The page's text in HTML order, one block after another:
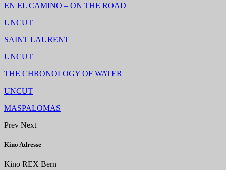
EN EL CAMINO – ON THE ROAD
UNCUT
SAINT LAURENT
UNCUT
THE CHRONOLOGY OF WATER
UNCUT
MASPALOMAS
Prev Next
Kino Adresse
Kino REX Bern